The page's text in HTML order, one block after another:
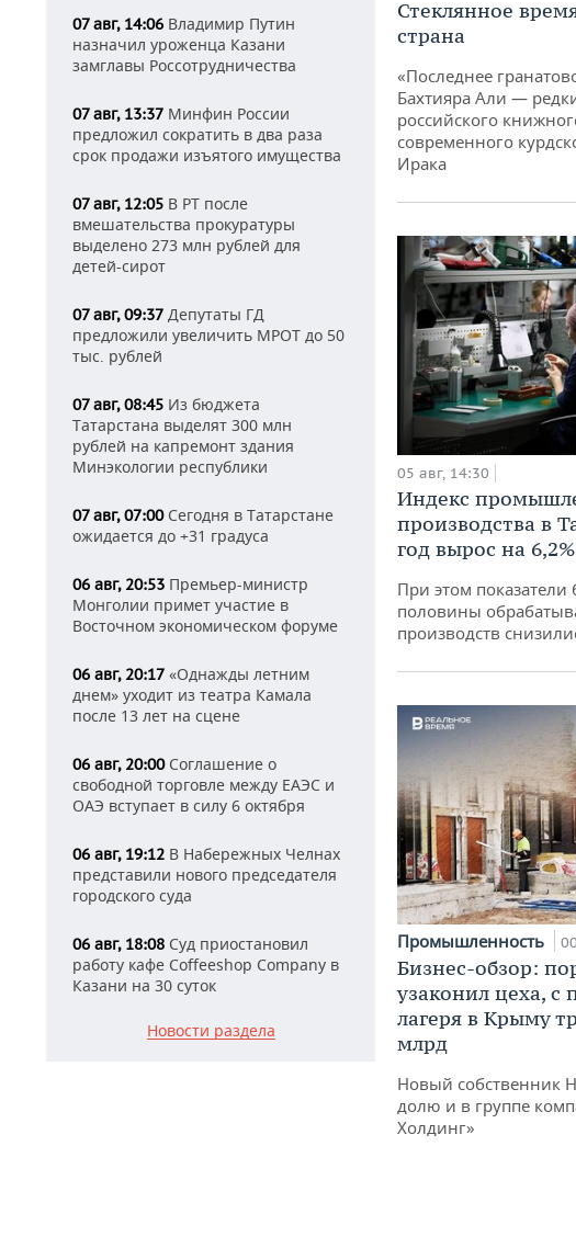
07 авг, 14:06 Владимир Путин
назначил уроженца Казани
замглавы Россотрудничества
07 авг, 13:37 Минфин России
предложил сократить в два раза
срок продажи изъятого имущества
07 авг, 12:05 В РТ после
вмешательства прокуратуры
выделено 273 млн рублей для
детей-сирот
07 авг, 09:37 Депутаты ГД
предложили увеличить МРОТ до 50
тыс. рублей
07 авг, 08:45 Из бюджета
Татарстана выделят 300 млн
рублей на капремонт здания
Минэкологии республики
07 авг, 07:00Сегодня в Татарстане
ожидается до +31 градуса
06 авг, 20:53 Премьер-министр
Монголии примет участие в
Восточном экономическом форуме
06 авг, 20:17 «Однажды летним
днем» уходит из театра Камала
после 13 лет на сцене
06 авг, 20:00Соглашение о
свободной торговле между ЕАЭС и
ОАЭ вступает в силу 6 октября
06 авг, 19:12 В Набережных Челнах
представили нового председателя
городского суда
06 авг, 18:08 Суд приостановил
работу кафе Coffeeshop Company в
Казани на 30 суток
Новости раздела
Стеклянное
страна
«Последнее
Бахтияра Али —
российского
современного
Ирака
05 авг, 14:30
Индекс
производства в
год вырос на 6,2%
При этом показатели
половины
производств
Промышленность
Бизнес-обзор:
узаконил цеха, с
лагеря в Крыму
млрд
Новый собственник
долю и в группе
Холдинг»